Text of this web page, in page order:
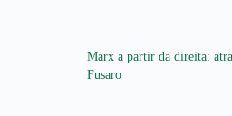
Marx a partir da direita:
Fusaro